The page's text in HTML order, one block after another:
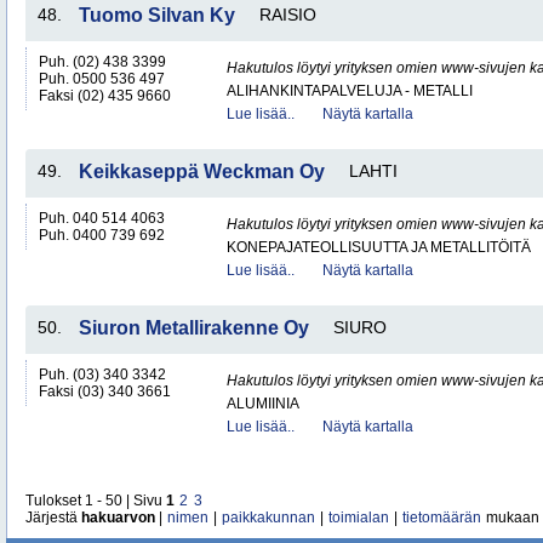
48. Tuomo Silvan Ky RAISIO
Puh. (02) 438 3399
Puh. 0500 536 497
Faksi (02) 435 9660
Hakutulos löytyi yrityksen omien www-sivujen
ALIHANKINTAPALVELUJA - METALLI
Lue lisää..
Näytä kartalla
49. Keikkaseppä Weckman Oy LAHTI
Puh. 040 514 4063
Puh. 0400 739 692
Hakutulos löytyi yrityksen omien www-sivujen
KONEPAJATEOLLISUUTTA JA METALLITÖITÄ
Lue lisää..
Näytä kartalla
50. Siuron Metallirakenne Oy SIURO
Puh. (03) 340 3342
Faksi (03) 340 3661
Hakutulos löytyi yrityksen omien www-sivujen
ALUMIINIA
Lue lisää..
Näytä kartalla
Tulokset 1 - 50 | Sivu 1 2 3
Järjestä hakuarvon nimen paikkakunnan toimialan tietomäärän mukaan